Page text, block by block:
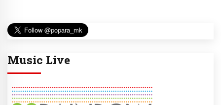
Music Live